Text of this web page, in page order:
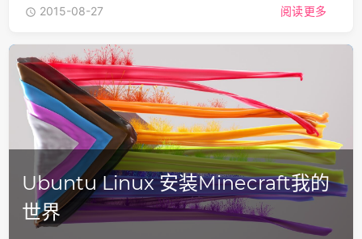
 2015-08-27 阅读更多
Ubuntu Linux 安装Minecraft我的
世界